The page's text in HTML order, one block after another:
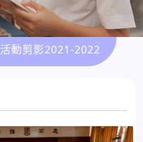
活動剪影2021-2022